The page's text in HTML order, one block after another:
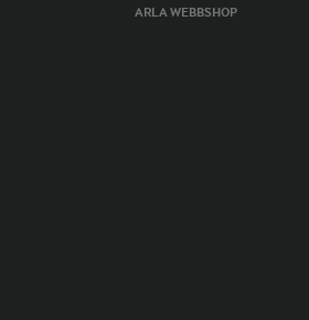
ARLA WEBBSHOP